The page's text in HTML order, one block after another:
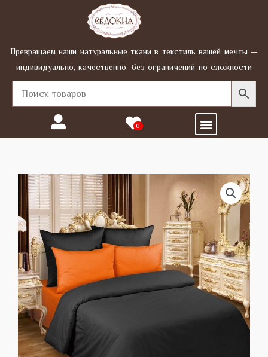
Превращаем наши натуральные ткани в текстиль вашей мечты —
индивидуально, качественно, без ограничений по сложности
0 Menu